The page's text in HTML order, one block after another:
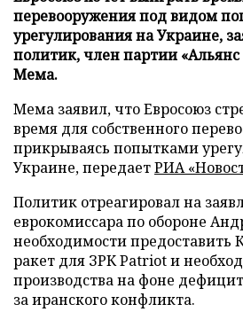
перевооружения под видом
урегулирования на Украине,
политик, член партии
Мема.
Мема заявил, что Евросоюз
время для собственного
прикрываясь попытками
Украине, передаетРИА
Политик отреагировал на
еврокомиссара по обороне
необходимости предоставить
ракет для ЗРК Patriot и
производства на фоне
за иранского конфликта.